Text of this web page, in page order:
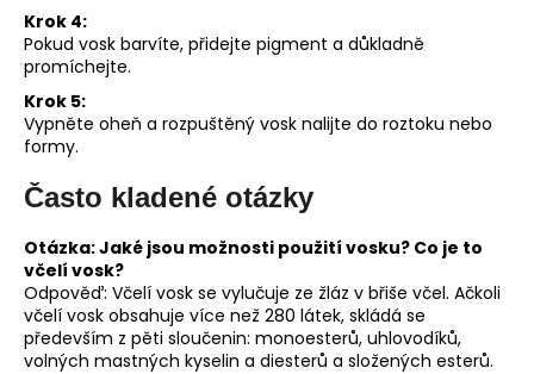
Krok 4:
Pokud vosk barvíte, přidejte pigment a důkladně
promíchejte.
Krok 5:
Vypněte oheň a rozpuštěný vosk nalijte do roztoku nebo
formy.
Často kladené otázky
Otázka: Jaké jsou možnosti použití vosku? Co je to
včelí vosk?
Odpověď: Včelí vosk se vylučuje ze žláz v břiše včel. Ačkoli
včelí vosk obsahuje více než 280 látek, skládá se
především z pěti sloučenin: monoesterů, uhlovodíků,
volných mastných kyselin a diesterů a složených esterů.